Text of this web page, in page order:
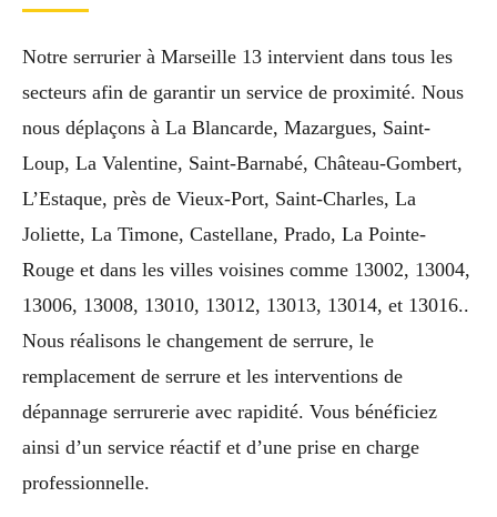
Notre serrurier à Marseille 13 intervient dans tous les
secteurs afin de garantir un service de proximité. Nous
nous déplaçons à La Blancarde, Mazargues, Saint-
Loup, La Valentine, Saint-Barnabé, Château-Gombert,
L’Estaque, près de Vieux-Port, Saint-Charles, La
Joliette, La Timone, Castellane, Prado, La Pointe-
Rouge et dans les villes voisines comme 13002, 13004,
13006, 13008, 13010, 13012, 13013, 13014, et 13016..
Nous réalisons le changement de serrure, le
remplacement de serrure et les interventions de
dépannage serrurerie avec rapidité. Vous bénéficiez
ainsi d’un service réactif et d’une prise en charge
professionnelle.